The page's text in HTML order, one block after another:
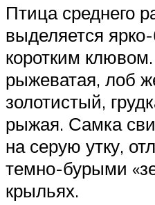
Птица среднего
выделяется
коротким
рыжеватая, лоб
золотистый,
рыжая. Самка
на серую утку,
темно-бурыми
крыльях.